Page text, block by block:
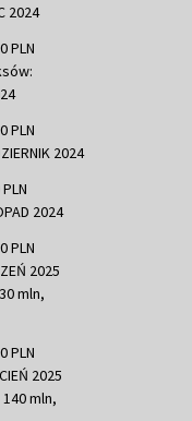
2024
PLN
PLN
2024
2024
PLN
2025
mln,
PLN
2025
mln,